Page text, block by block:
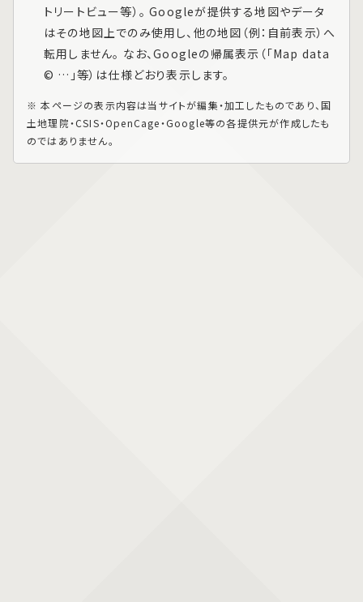
トリートビュー等）。 Googleが提供する地図やデータ
はその地図上でのみ使用し、他の地図（例：自前表示）へ
転用しません。 なお、Googleの帰属表示（「Map data
© …」等）は仕様どおり表示します。
※ 本ページの表示内容は当サイトが編集・加工したものであり、国
土地理院・CSIS・OpenCage・Google等の各提供元が作成したも
のではありません。